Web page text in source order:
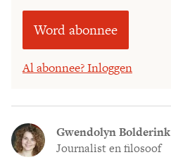
Word abonnee
Al abonnee? Inloggen
Gwendolyn Bolderink
Journalist en filosoof